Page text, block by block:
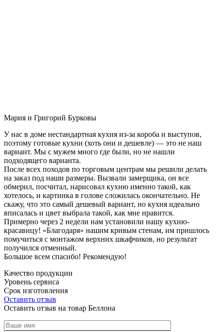
Мария и Григорий Бурковы
У нас в доме нестандартная кухня из-за короба и выступов,
поэтому готовые кухни (хоть они и дешевле) — это не наш
вариант. Мы с мужем много где были, но не нашли
подходящего варианта.
После всех походов по торговым центрам мы решили делать
на заказ под наши размеры. Вызвали замерщика, он все
обмерил, посчитал, нарисовал кухню именно такой, как
хотелось, и картинка в голове сложилась окончательно. Не
скажу, что это самый дешевый вариант, но кухня идеально
вписалась и цвет выбрала такой, как мне нравится.
Примерно через 2 недели нам установили нашу кухню-
красавицу! «Благодаря» нашим кривым стенам, им пришлось
помучиться с монтажом верхних шкафчиков, но результат
получился отменный.
Большое всем спасибо! Рекомендую!
Качество продукции
Уровень сервиса
Срок изготовления
Оставить отзыв
Оставить отзыв на товар Беллона